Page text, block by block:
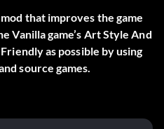
that improves the game
Vanilla game’s Art Style And
as possible by using
source games.